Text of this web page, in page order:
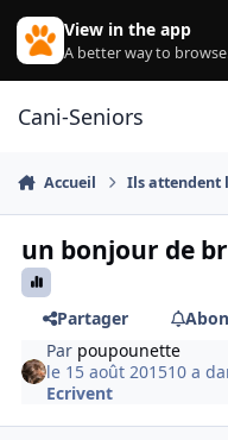
Aller au contenu
View in the app
A better way to
Cani-Seniors
Accueil Ils attendent
un bonjour de
Partager
Par poupounette
le 15 août 201510 a
Ecrivent